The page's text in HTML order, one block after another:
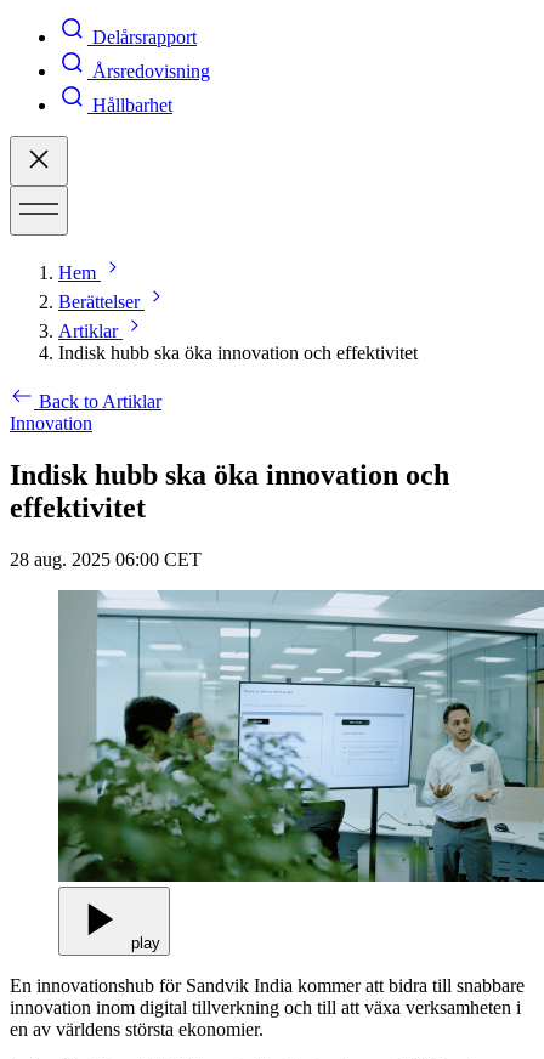
Delårsrapport
Årsredovisning
Hållbarhet
Hem
Berättelser
Artiklar
Indisk hubb ska öka innovation och effektivitet
Back to Artiklar
Innovation
Indisk hubb ska öka innovation och
effektivitet
28 aug. 2025 06:00 CET
play
En innovationshub för Sandvik India kommer att bidra till snabbare
innovation inom digital tillverkning och till att växa verksamheten i
en av världens största ekonomier.